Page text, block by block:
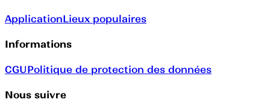
ApplicationLieux populaires
Informations
CGUPolitique de protection des données
Nous suivre